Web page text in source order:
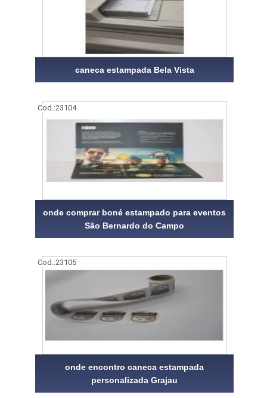
caneca estampada Bela Vista
Cod.:23104
onde comprar boné estampado para eventos
São Bernardo do Campo
Cod.:23105
onde encontro caneca estampada
personalizada Grajau